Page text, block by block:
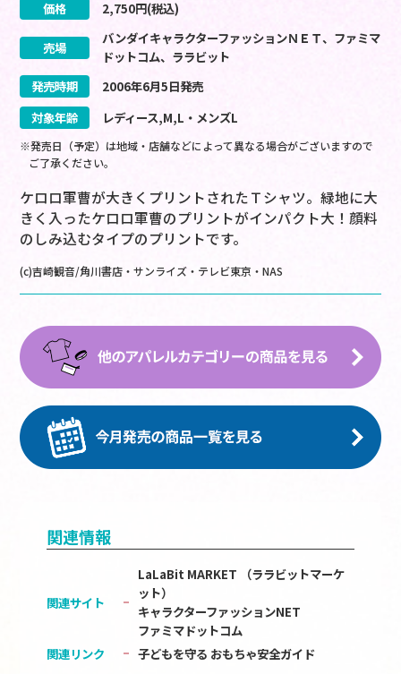
価格 2,750円(税込)
売場
バンダイキャラクターファッションＮＥＴ、ファミマ
ドットコム、ララビット
発売時期
2006年6月5日発売
対象年齢
レディース,M,L・メンズL
※発売日（予定）は地域・店舗などによって異なる場合がございますので
ご了承ください。
ケロロ軍曹が大きくプリントされたＴシャツ。緑地に大
きく入ったケロロ軍曹のプリントがインパクト大！顔料
のしみ込むタイプのプリントです。
(c)吉崎観音/角川書店・サンライズ・テレビ東京・NAS
関連情報
関連サイト
LaLaBit MARKET （ララビットマーケ
ット）
キャラクターファッションNET
ファミマドットコム
関連リンク
子どもを守る おもちゃ安全ガイド